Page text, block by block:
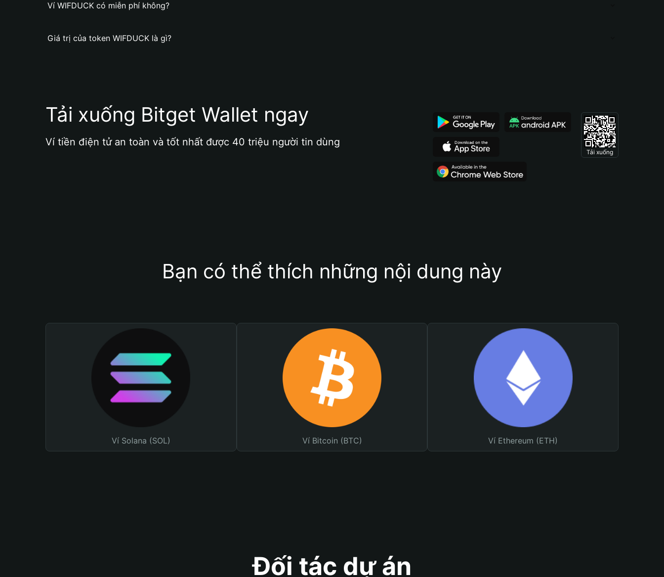
Ví WIFDUCK có miễn phí không?
Giá trị của token WIFDUCK là gì?
Tải xuống Bitget Wallet ngay
Ví tiền điện tử an toàn và tốt nhất được 40 triệu người tin dùng
Tải xuống
Bạn có thể thích những nội dung này
Ví Solana (SOL) Ví Bitcoin (BTC) Ví Ethereum (ETH)
Đối tác dự án